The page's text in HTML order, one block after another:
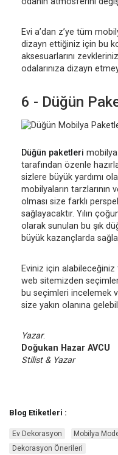
Evi a’dan z’ye tüm
dizayn ettiğiniz için bu
aksesuarlarını
odalarınıza dizayn
6 - Düğün
Düğün paketleri mobilya
tarafından özenle
sizlere büyük yardımı
mobilyaların tarzlarının
olması size farklı
sağlayacaktır. Yılın
olarak sunulan bu şık
büyük kazançlarda
Eviniz için
web sitemizden
bu seçimleri incelemek
size yakın olanına
Yazar:
Doğukan Hazar AVCU
Stilist & Yazar
Blog Etiketleri :
Ev Dekorasyon Mobilya
Dekorasyon Önerileri